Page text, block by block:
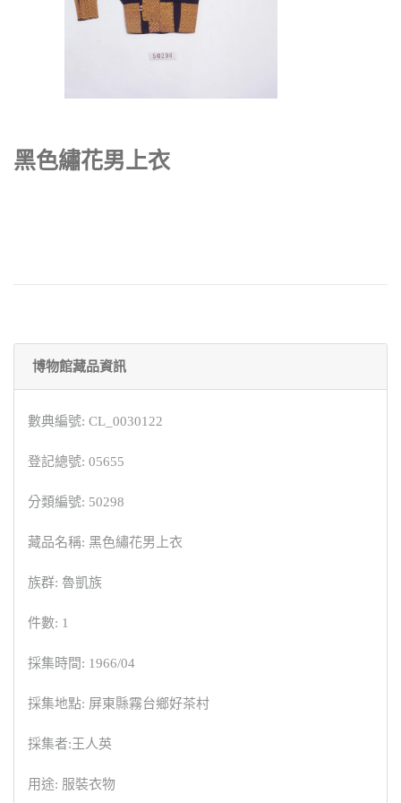
黑色繡花男上衣
博物館藏品資訊
數典編號: CL_0030122
登記總號: 05655
分類編號: 50298
藏品名稱: 黑色繡花男上衣
族群: 魯凱族
件數: 1
採集時間: 1966/04
採集地點: 屏東縣霧台鄉好茶村
採集者:王人英
用途: 服裝衣物